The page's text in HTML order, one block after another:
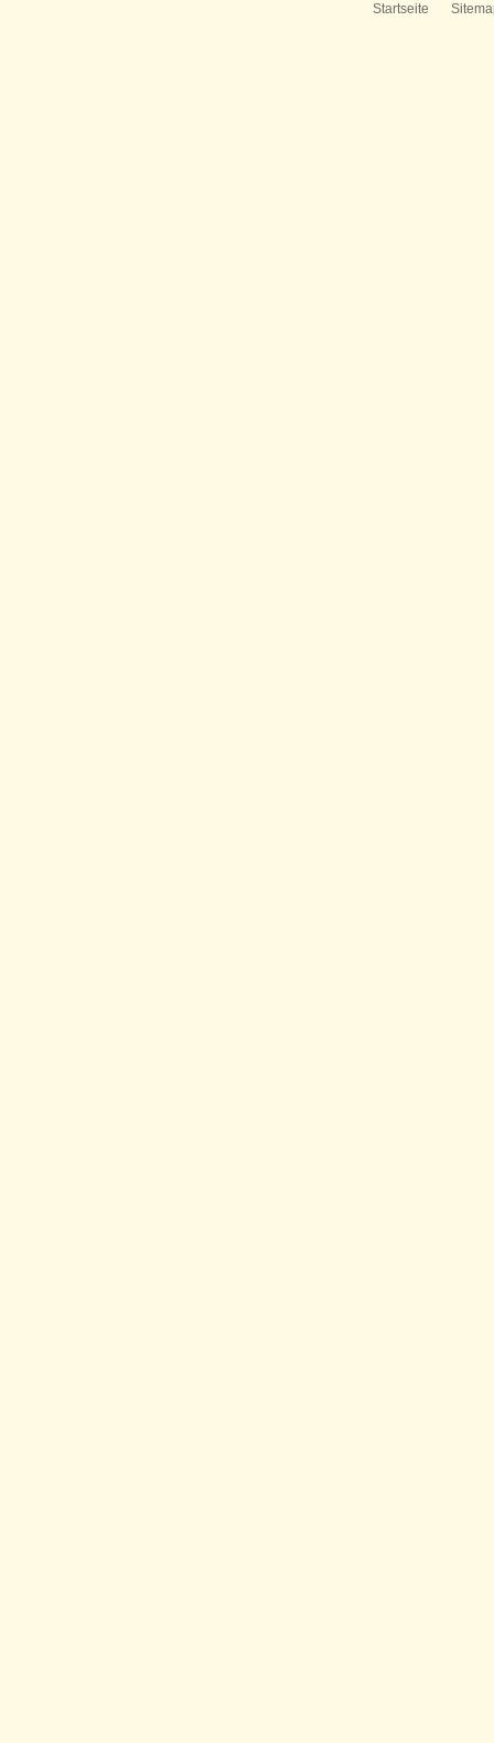
Startseite